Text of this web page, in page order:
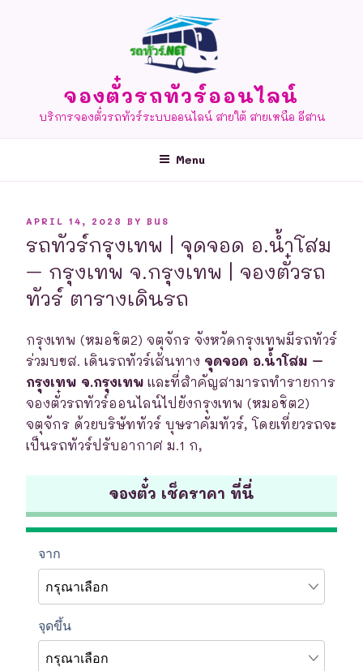
จองตั๋วรถทัวร์ออนไลน์
บริการจองตั๋วรถทัวร์ระบบออนไลน์ สายใต้ สายเหนือ อีสาน
Menu
POSTED
APRIL 14, 2023 BY BUS
รถทัวร์กรุงเทพ | จุดจอด อ.น้ำโสม
– กรุงเทพ จ.กรุงเทพ | จองตั๋วรถ
ทัวร์ ตารางเดินรถ
กรุงเทพ (หมอชิต2) จตุจักร จังหวัดกรุงเทพมีรถทัวร์
ร่วมบขส. เดินรถทัวร์เส้นทาง จุดจอด อ.น้ำโสม –
กรุงเทพ จ.กรุงเทพ และที่สำคัญสามารถทำรายการ
จองตั๋วรถทัวร์ออนไลน์ไปยังกรุงเทพ (หมอชิต2)
จตุจักร ด้วยบริษัททัวร์ บุษราคัมทัวร์, โดยเที่ยวรถจะ
เป็นรถทัวร์ปรับอากาศ ม.1 ก,
จองตั๋ว เช็คราคา ที่นี่